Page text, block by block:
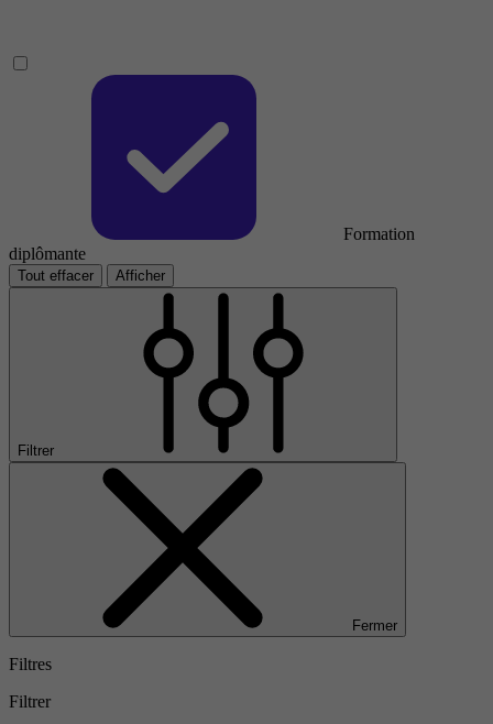
Formation
diplômante
Tout effacer Afficher
Filtrer
Fermer
Filtres
Filtrer